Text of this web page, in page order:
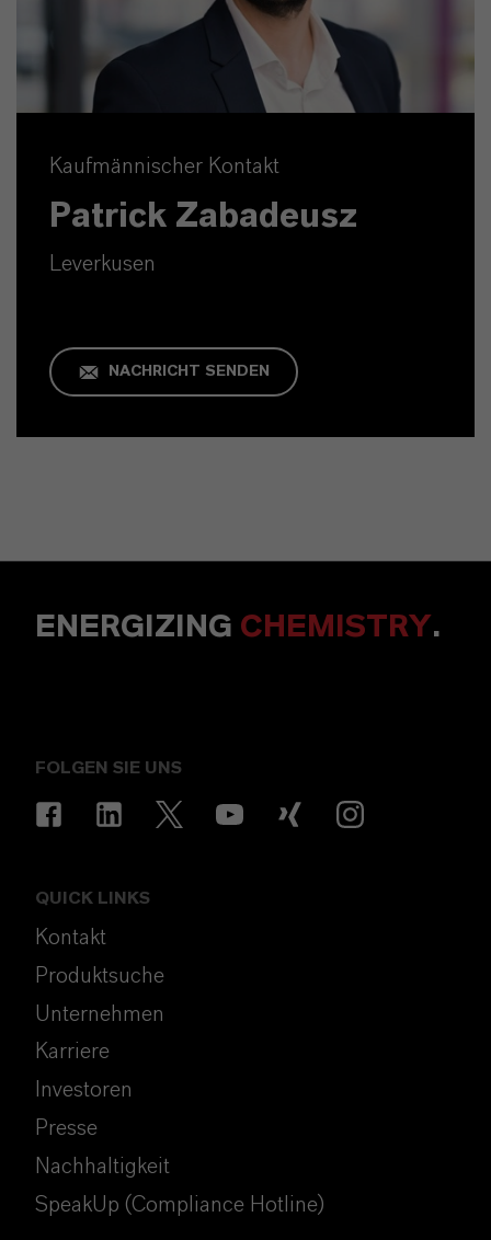
Kaufmännischer Kontakt
Patrick Zabadeusz
Leverkusen
NACHRICHT SENDEN
ENERGIZING CHEMISTRY.
FOLGEN SIE UNS
QUICK LINKS
Kontakt
Produktsuche
Unternehmen
Karriere
Investoren
Presse
Nachhaltigkeit
SpeakUp (Compliance Hotline)